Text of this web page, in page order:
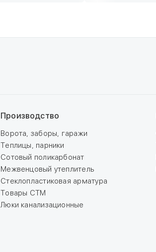
Производство
Ворота, заборы, гаражи
Теплицы, парники
Сотовый поликарбонат
Межвенцовый утеплитель
Стеклопластиковая арматура
Товары СТМ
Люки канализационные